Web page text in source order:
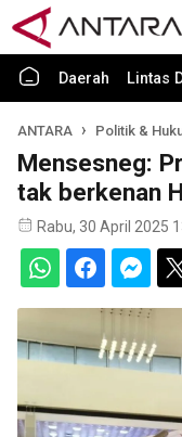
Daerah Lintas
ANTARA Politik &
Mensesneg:
tak berkenan
Rabu, 30 April 2025